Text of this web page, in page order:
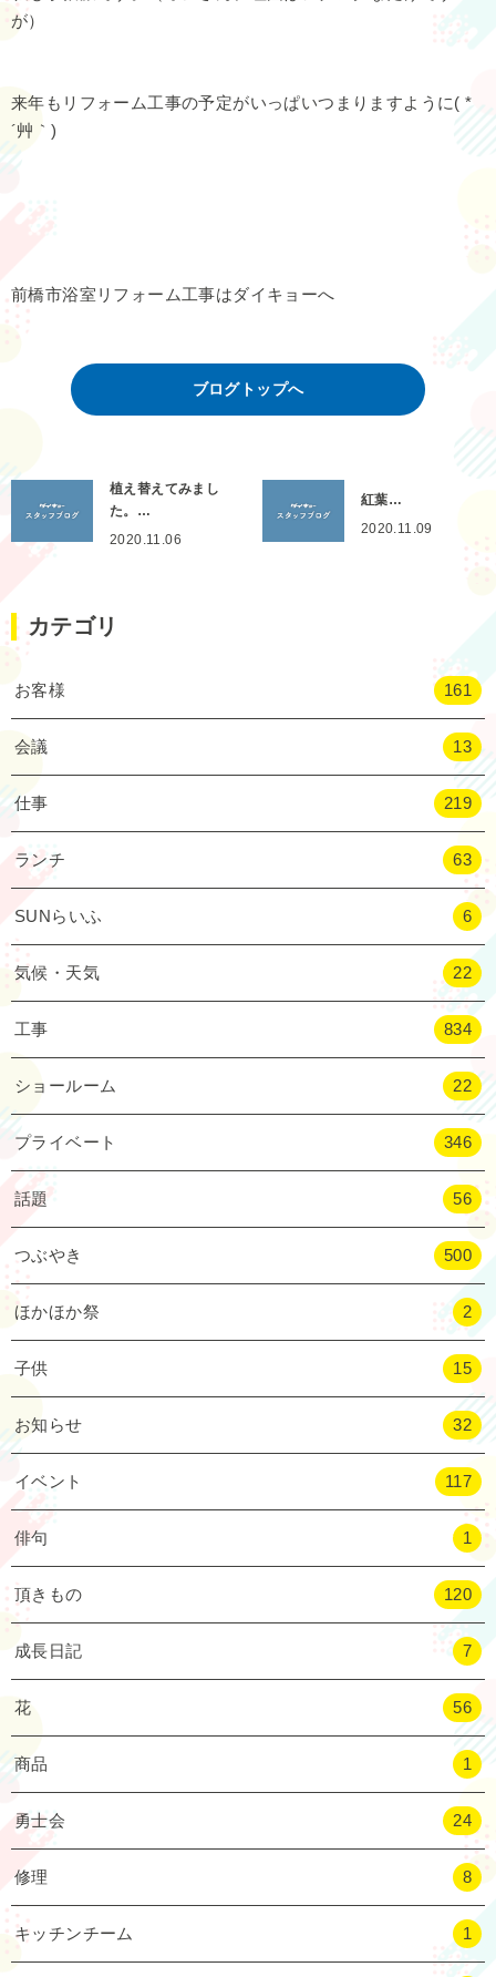
が）
来年もリフォーム工事の予定がいっぱいつまりますように( *
´艸｀)
前橋市浴室リフォーム工事はダイキョーへ
ブログトップへ
植え替えてみまし
た。…
2020.11.06
紅葉…
2020.11.09
カテゴリ
お客様 161
会議 13
仕事 219
ランチ 63
SUNらいふ 6
気候・天気 22
工事 834
ショールーム 22
プライベート 346
話題 56
つぶやき 500
ほかほか祭 2
子供 15
お知らせ 32
イベント 117
俳句 1
頂きもの 120
成長日記 7
花 56
商品 1
勇士会 24
修理 8
キッチンチーム 1